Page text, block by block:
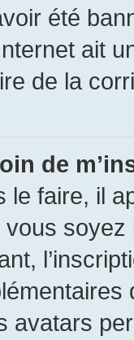
été
ait
de la
de
le faire, il
vous
avatars